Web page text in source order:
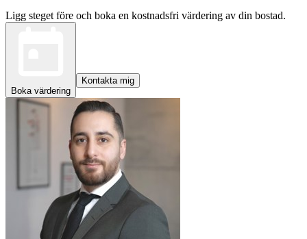
Ligg steget före och boka en kostnadsfri värdering av din bostad.
Boka värdering
Kontakta mig